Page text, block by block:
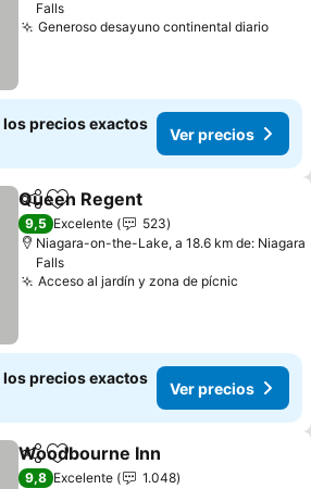
Falls
Generoso desayuno continental diarioVer
los precios exactos
Ver precios
CompartirAgregar a favoritos
Queen Regent
9,5 Excelente
523
Niagara-on-the-Lake, a 18.6 km de: Niagara
Falls
Acceso al jardín y zona de pícnic
los precios exactos
Ver precios
CompartirAgregar a favoritos
Woodbourne Inn
9,8 Excelente
1.048